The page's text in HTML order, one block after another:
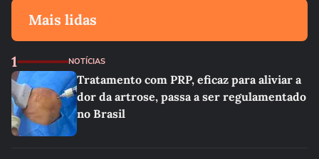
Mais lidas
1 NOTÍCIAS
Tratamento com PRP, eficaz para aliviar a
dor da artrose, passa a ser regulamentado
no Brasil